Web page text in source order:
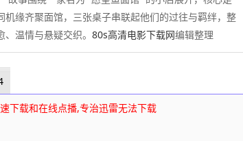
机缘齐聚面馆，三张桌子串联起他们的过往与羁绊，整
温情与悬疑交织。 80s高清电影下载网编辑整理
下载和在线点播,专治迅雷无法下载